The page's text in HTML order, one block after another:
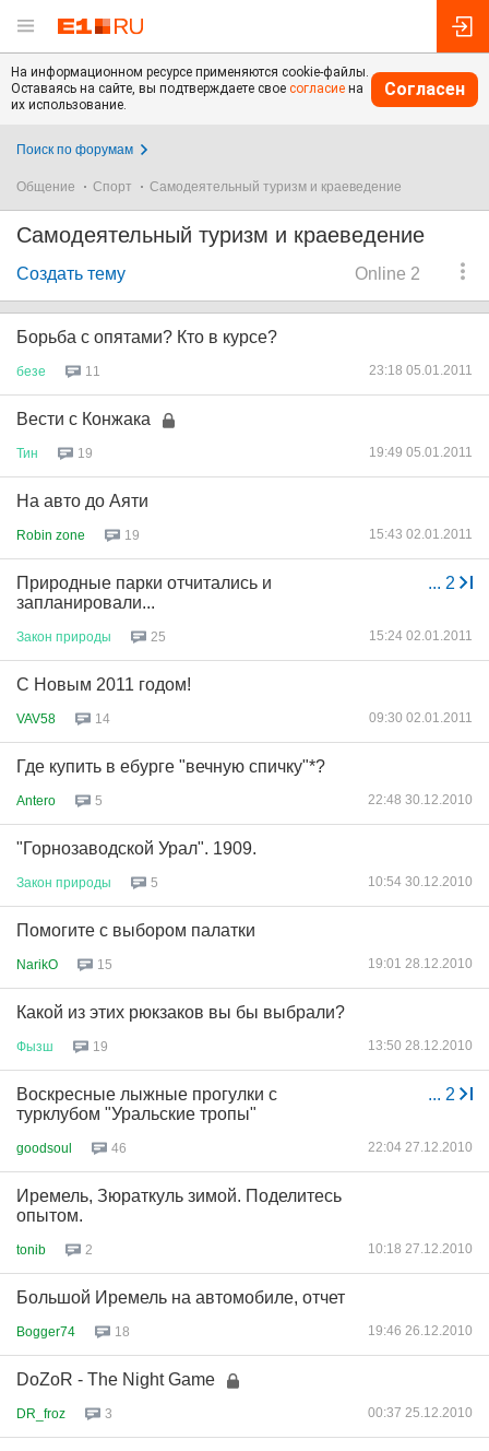
На информационном ресурсе применяются cookie-файлы.
Оставаясь на сайте, вы подтверждаете свое согласие на
их использование.
Согласен
Поиск по форумам
Общение Спорт Самодеятельный туризм и краеведение
Самодеятельный туризм и краеведение
Online 2
Создать тему
Борьба с опятами? Кто в курсе?
безе 11 23:18 05.01.2011
Вести с Конжака
Тин 19 19:49 05.01.2011
На авто до Аяти
Robin zone 19 15:43 02.01.2011
... 2
Природные парки отчитались и
запланировали...
Закон природы 25 15:24 02.01.2011
С Новым 2011 годом!
VAV58 14 09:30 02.01.2011
Где купить в ебурге "вечную спичку"*?
Antero 5 22:48 30.12.2010
"Горнозаводской Урал". 1909.
Закон природы 5 10:54 30.12.2010
Помогите с выбором палатки
NarikO 15 19:01 28.12.2010
Какой из этих рюкзаков вы бы выбрали?
Фызш 19 13:50 28.12.2010
... 2
Воскресные лыжные прогулки с
турклубом "Уральские тропы"
goodsoul 46 22:04 27.12.2010
Иремель, Зюраткуль зимой. Поделитесь
опытом.
tonib 2 10:18 27.12.2010
Большой Иремель на автомобиле, отчет
Bogger74 18 19:46 26.12.2010
DoZoR - The Night Game
DR_froz 3 00:37 25.12.2010